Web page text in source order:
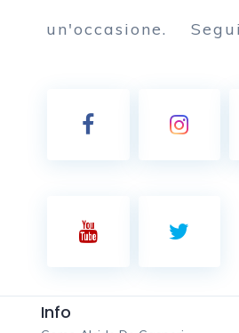
un'occasione.
Info